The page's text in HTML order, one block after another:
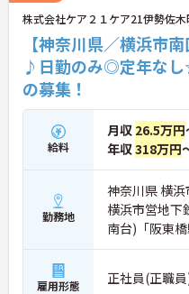
株式会社ケア２１ケア21伊勢佐木
【神奈川県／横浜市
♪日勤のみ◎定年な
の募集！
給料
月収 26.5万円
年収318万円
勤務地
神奈川県 横
横浜市営地下
南台)「阪東
雇用形態 正社員(正職